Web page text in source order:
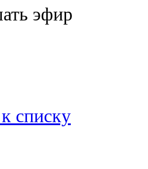
эфир
списку